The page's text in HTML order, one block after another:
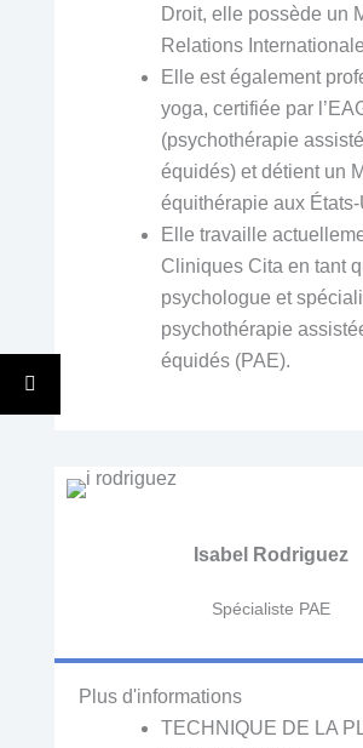
Droit, elle possède un
Relations
Elle est également
yoga, certifiée par
(psychothérapie
équidés) et détient un
équithérapie aux
Elle travaille
Cliniques Cita en tant
psychologue et
psychothérapie
équidés (PAE).
Isabel Rodriguez
Spécialiste PAE
Plus d'informations
TECHNIQUE DE LA